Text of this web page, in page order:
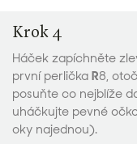
Krok 4
Háček zapíchněte
první perlička R8,
posuňte co nejblíže
uháčkujte pevné
oky najednou).